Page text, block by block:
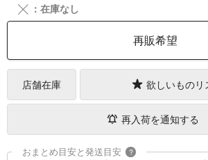
╳ ：在庫なし
再販希望
店舗在庫 欲しいものリ
再入荷を通知する
おまとめ目安と発送目安 ?